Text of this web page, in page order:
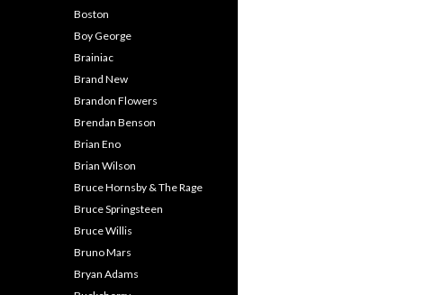
Boston
Boy George
Brainiac
Brand New
Brandon Flowers
Brendan Benson
Brian Eno
Brian Wilson
Bruce Hornsby & The Rage
Bruce Springsteen
Bruce Willis
Bruno Mars
Bryan Adams